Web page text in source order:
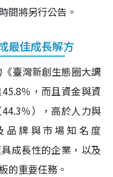
間將另行公告。
最佳成長解方
臺灣新創生態圈大調
％，而且資金與資
％），高於人力與
品牌與市場知名度
成長性的企業，以及
的重要任務。